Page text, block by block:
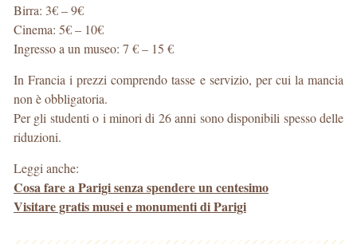
Birra: 3€ – 9€
Cinema: 5€ – 10€
Ingresso a un museo: 7 € – 15 €
In Francia i prezzi comprendo tasse e servizio, per cui la mancia
non è obbligatoria.
Per gli studenti o i minori di 26 anni sono disponibili spesso delle
riduzioni.
Leggi anche:
Cosa fare a Parigi senza spendere un centesimo
Visitare gratis musei e monumenti di Parigi